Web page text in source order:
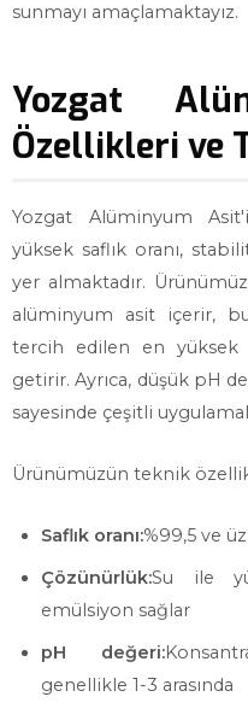
sunmayı amaçlamaktayız.
Yozgat
Özellikleri ve
Yozgat Alüminyum
yüksek saflık oranı,
yer almaktadır.
alüminyum asit içerir,
tercih edilen en
getirir. Ayrıca, düşük pH
sayesinde çeşitli
Ürünümüzün teknik
Saflık oranı:%99,5 ve
Çözünürlük:Su ile
emülsiyon sağlar
pH değeri:
genellikle 1-3 arasında